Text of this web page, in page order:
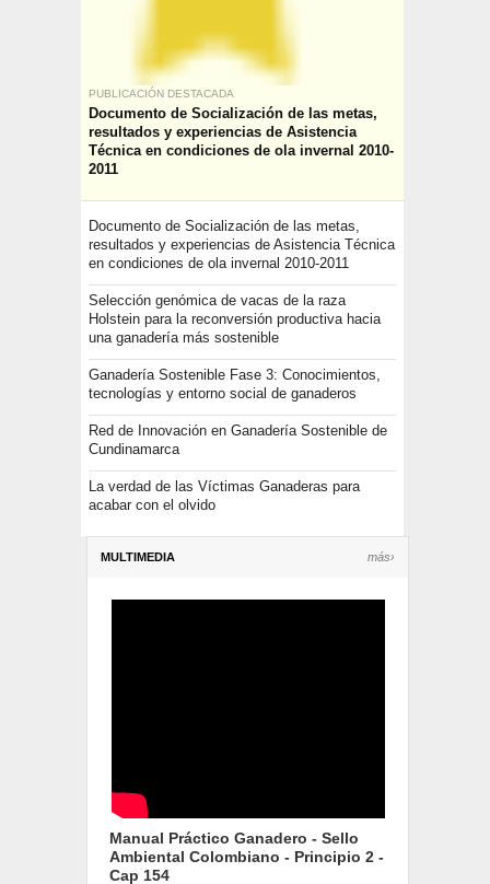
PUBLICACIÓN DESTACADA
Documento de Socialización de las metas,
resultados y experiencias de Asistencia
Técnica en condiciones de ola invernal 2010-
2011
Documento de Socialización de las metas,
resultados y experiencias de Asistencia Técnica
en condiciones de ola invernal 2010-2011
Selección genómica de vacas de la raza
Holstein para la reconversión productiva hacia
una ganadería más sostenible
Ganadería Sostenible Fase 3: Conocimientos,
tecnologías y entorno social de ganaderos
Red de Innovación en Ganadería Sostenible de
Cundinamarca
La verdad de las Víctimas Ganaderas para
acabar con el olvido
MULTIMEDIA más›
Manual Práctico Ganadero - Sello
Ambiental Colombiano - Principio 2 -
Cap 154